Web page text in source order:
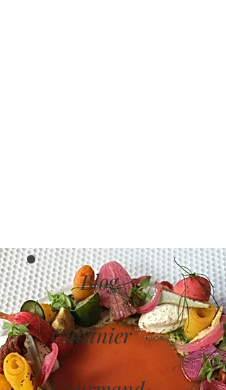
Blog